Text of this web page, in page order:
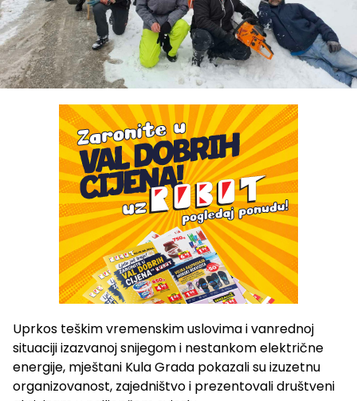
Uprkos teškim vremenskim uslovima i vanrednoj
situaciji izazvanoj snijegom i nestankom električne
energije, mještani Kula Grada pokazali su izuzetnu
organizovanost, zajedništvo i prezentovali društveni